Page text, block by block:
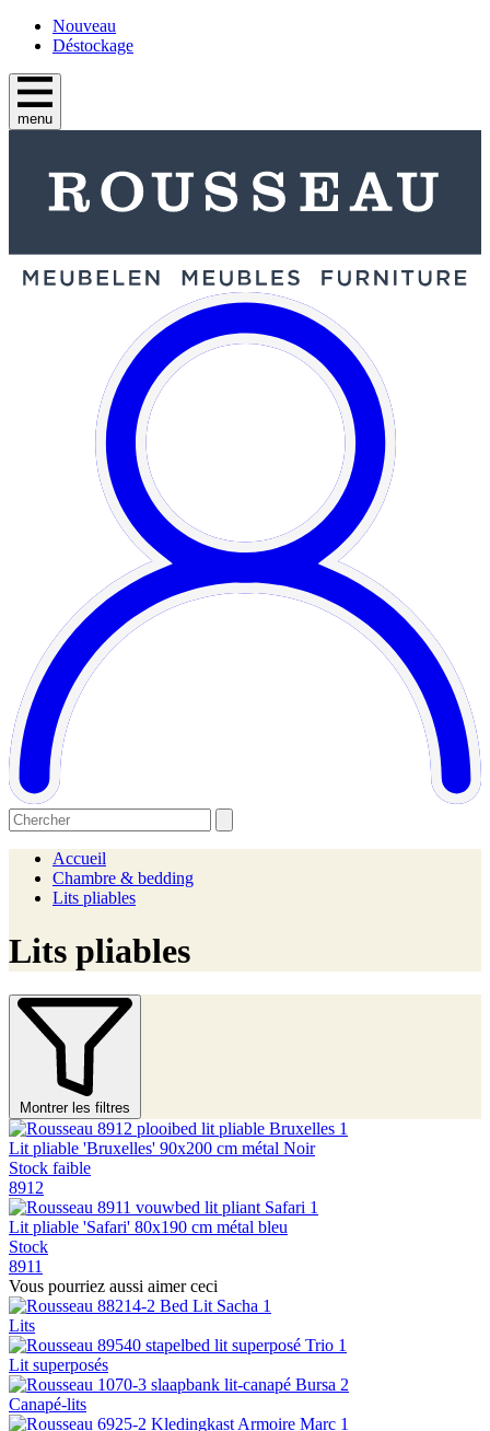
Nouveau
Déstockage
menu
Accueil
Chambre & bedding
Lits pliables
Lits pliables
Montrer les filtres
Lit pliable 'Bruxelles' 90x200 cm métal Noir
Stock faible
8912
Lit pliable 'Safari' 80x190 cm métal bleu
Stock
8911
Vous pourriez aussi aimer ceci
Lits
Lit superposés
Canapé-lits